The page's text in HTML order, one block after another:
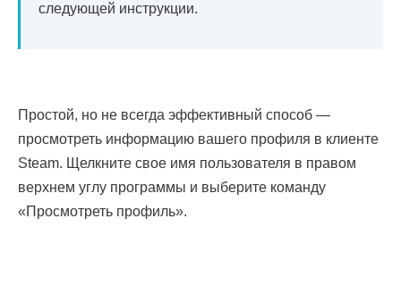
следующей инструкции.
Простой, но не всегда эффективный способ —
просмотреть информацию вашего профиля в клиенте
Steam. Щелкните свое имя пользователя в правом
верхнем углу программы и выберите команду
«Просмотреть профиль».